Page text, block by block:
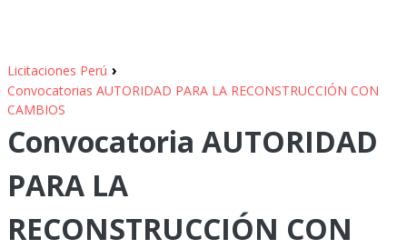
Licitaciones Perú ›
Convocatorias AUTORIDAD PARA LA RECONSTRUCCIÓN CON
CAMBIOS
Convocatoria AUTORIDAD
PARA LA
RECONSTRUCCIÓN CON